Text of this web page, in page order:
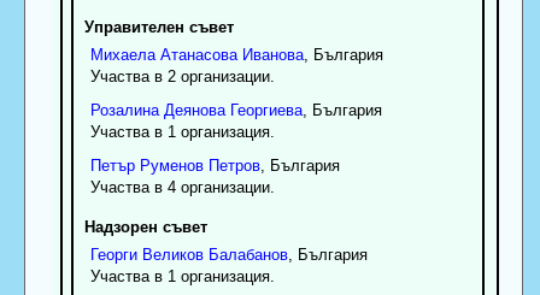
Управителен съвет
Михаела Атанасова Иванова, България
Участва в 2 организации.
Розалина Деянова Георгиева, България
Участва в 1 организация.
Петър Руменов Петров, България
Участва в 4 организации.
Надзорен съвет
Георги Великов Балабанов, България
Участва в 1 организация.